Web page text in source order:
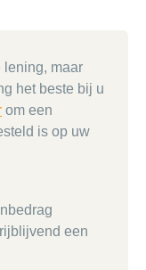
lening, maar
het beste bij u
om een
is op uw
een